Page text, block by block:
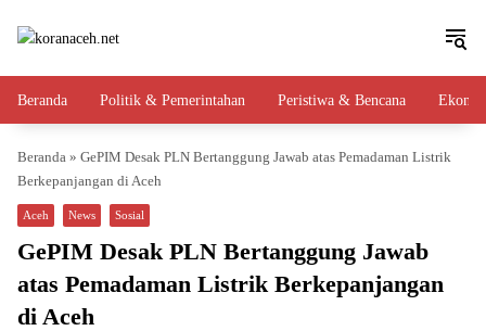
Beranda Politik & Pemerintahan Peristiwa & Bencana
Beranda » GePIM Desak PLN Bertanggung Jawab atas Pemadaman Listrik
Berkepanjangan di Aceh
Aceh News Sosial
GePIM Desak PLN Bertanggung Jawab
atas Pemadaman Listrik Berkepanjangan
di Aceh